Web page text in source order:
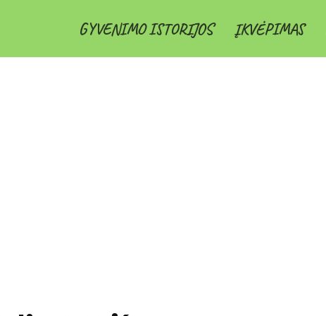
GYVENIMO ISTORIJOS ĮKVĖPIMAS